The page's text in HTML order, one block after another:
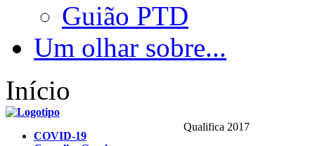
Guião PTD
Um olhar sobre...
Início
Qualifica 2017
COVID-19